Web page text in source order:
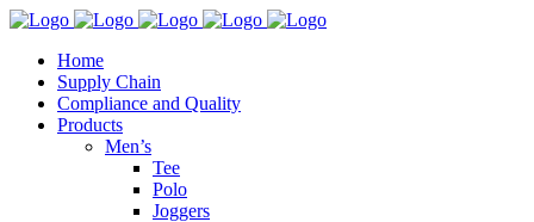
Home
Supply Chain
Compliance and Quality
Products
Men’s
Tee
Polo
Joggers